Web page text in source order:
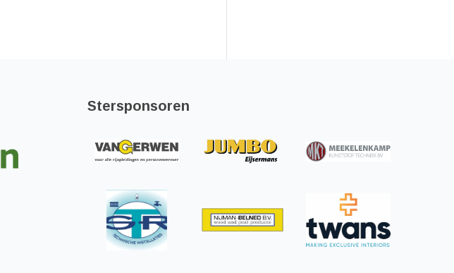
Stersponsoren